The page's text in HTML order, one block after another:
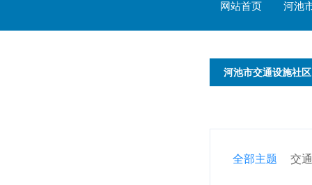
网站首页 河池
河池市交通设施社区
全部主题 交